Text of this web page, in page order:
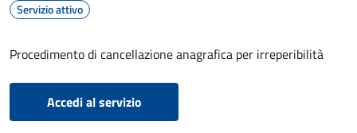
Servizio attivo
Procedimento di cancellazione anagrafica per irreperibilità
Accedi al servizio